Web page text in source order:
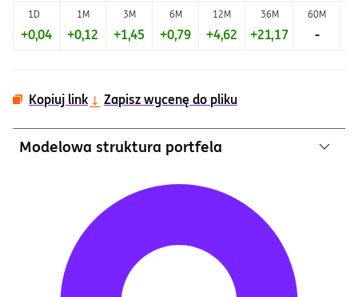
1D 1M 3M 6M 12M 36M 60M
+0,04 +0,12 +1,45 +0,79 +4,62 +21,17 -
Kopiuj link Zapisz wycenę do pliku
Modelowa struktura portfela